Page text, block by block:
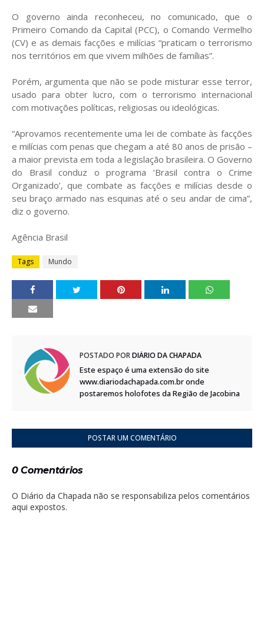
O governo ainda reconheceu, no comunicado, que o
Primeiro Comando da Capital (PCC), o Comando Vermelho
(CV) e as demais facções e milícias “praticam o terrorismo
nos territórios em que vivem milhões de famílias”.
Porém, argumenta que não se pode misturar esse terror,
usado para obter lucro, com o terrorismo internacional
com motivações políticas, religiosas ou ideológicas.
“Aprovamos recentemente uma lei de combate às facções
e milícias com penas que chegam a até 80 anos de prisão –
a maior prevista em toda a legislação brasileira. O Governo
do Brasil conduz o programa ‘Brasil contra o Crime
Organizado’, que combate as facções e milícias desde o
seu braço armado nas esquinas até o seu andar de cima”,
diz o governo.
Agência Brasil
Tags Mundo
POSTADO PORDIÁRIO DA CHAPADA
Este espaço é uma extensão do site
www.diariodachapada.com.br onde
postaremos holofotes da Região de Jacobina
POSTAR UM COMENTÁRIO
0 Comentários
O Diário da Chapada não se responsabiliza pelos comentários
aqui expostos.